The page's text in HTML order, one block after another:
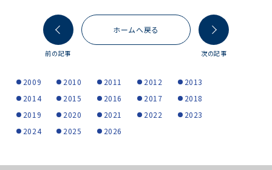
前の記事
ホームへ戻る
次の記事
2009 2010 2011 2012
2013
2014
2015 2016 2017
2018
2019
2020 2021 2022
2023
2024
2025 2026